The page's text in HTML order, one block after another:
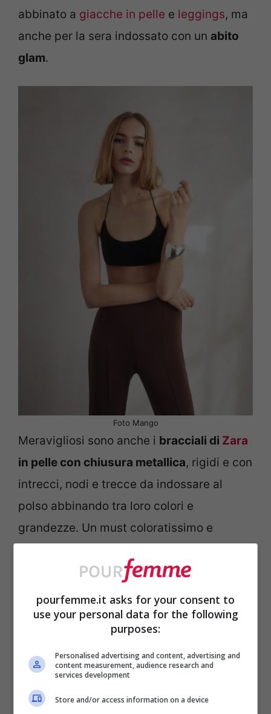
abbinato a giacche in pelle e leggings, ma
anche per la sera indossato con un abito
glam.
Foto Mango
Meravigliosi sono anche i bracciali di Zara
in pelle con chiusura metallica, rigidi e con
intrecci, nodi e trecce da indossare al
polso abbinando tra loro colori e
grandezze. Un must coloratissimo e
look casual con minigonnaquel pizzico di
carattere in più!
pourfemme.it asks for your consent to
use your personal data for the following
purposes:
Personalised advertising and content, advertising and
content measurement, audience research and
services development
Store and/or access information on a device